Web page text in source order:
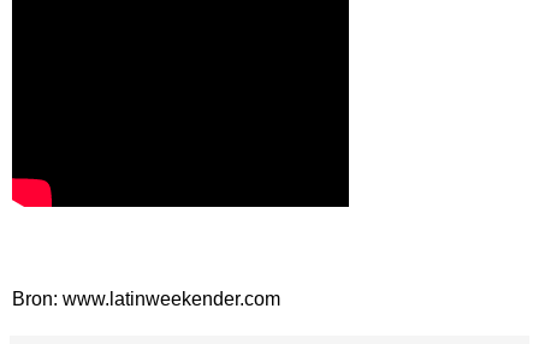
Bron: www.latinweekender.com